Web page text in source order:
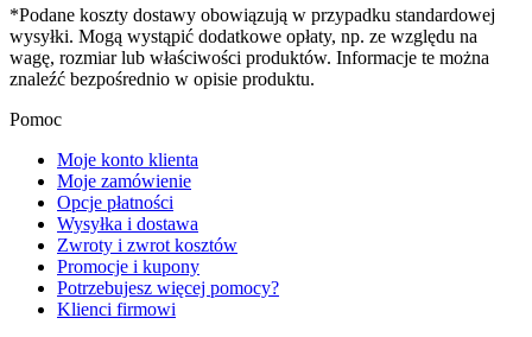
*Podane koszty dostawy obowiązują w przypadku standardowej
wysyłki. Mogą wystąpić dodatkowe opłaty, np. ze względu na
wagę, rozmiar lub właściwości produktów. Informacje te można
znaleźć bezpośrednio w opisie produktu.
Pomoc
Moje konto klienta
Moje zamówienie
Opcje płatności
Wysyłka i dostawa
Zwroty i zwrot kosztów
Promocje i kupony
Potrzebujesz więcej pomocy?
Klienci firmowi